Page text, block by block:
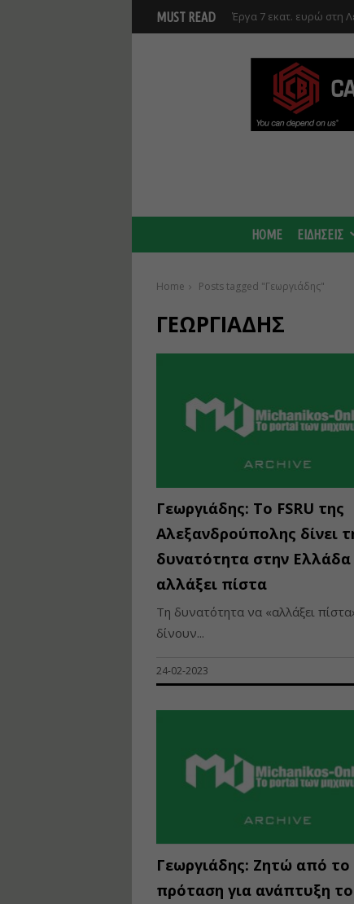
MUST READ Έργα 7 εκατ. ευρώ στη
HOME ΕΙΔΗΣΕΙΣ
Home Posts tagged "Γεωργιάδης"
ΓΕΩΡΓΙΆΔΗΣ
Γεωργιάδης: Το FSRU της
Αλεξανδρούπολης δίνει
δυνατότητα στην Ελλάδα
αλλάξει πίστα
Τη δυνατότητα να «αλλάξει
δίνουν...
24-02-2023
Γεωργιάδης: Zητώ από το
πρόταση για ανάπτυξη